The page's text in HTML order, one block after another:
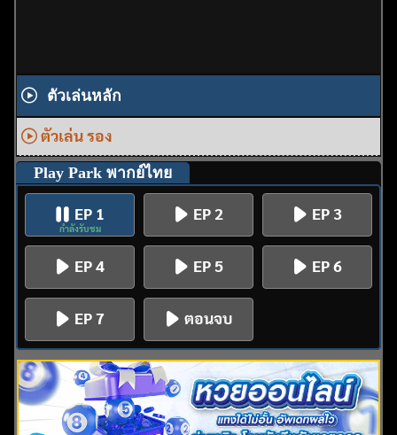
ตัวเล่นหลัก
ตัวเล่น รอง
Play Park พากย์ไทย
EP 1
กำลังรับชม
EP 2 EP 3
EP 4 EP 5 EP 6
EP 7 ตอนจบ